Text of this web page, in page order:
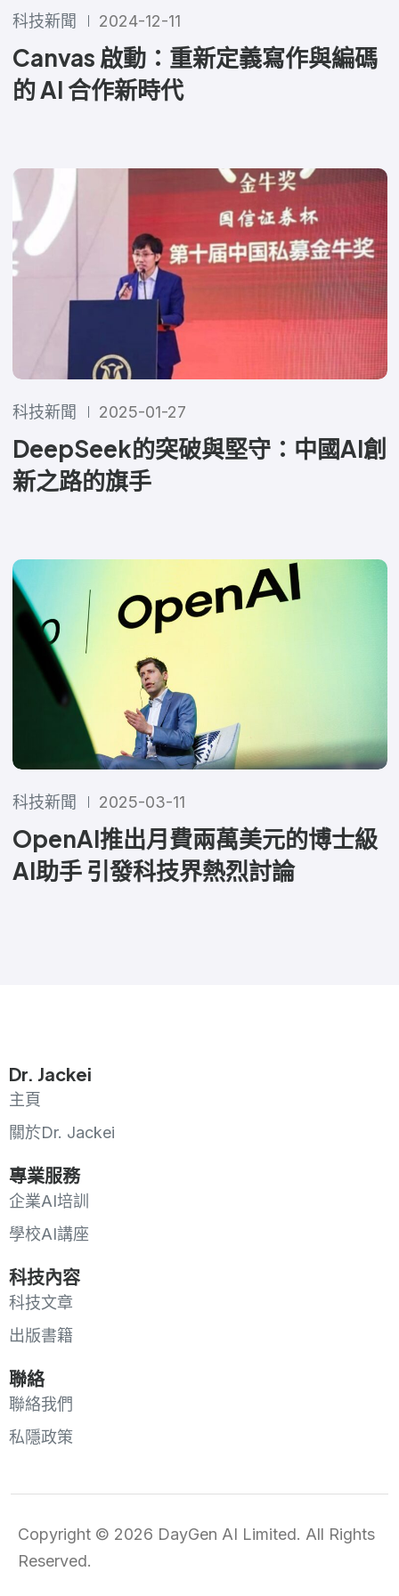
科技新聞 2024-12-11
Canvas 啟動：重新定義寫作與編碼
的 AI 合作新時代
科技新聞 2025-01-27
DeepSeek的突破與堅守：中國AI創
新之路的旗手
科技新聞 2025-03-11
OpenAI推出月費兩萬美元的博士級
AI助手 引發科技界熱烈討論
Dr. Jackei
主頁
關於Dr. Jackei
專業服務
企業AI培訓
學校AI講座
科技內容
科技文章
出版書籍
聯絡
聯絡我們
私隱政策
Copyright © 2026 DayGen AI Limited. All Rights
Reserved.